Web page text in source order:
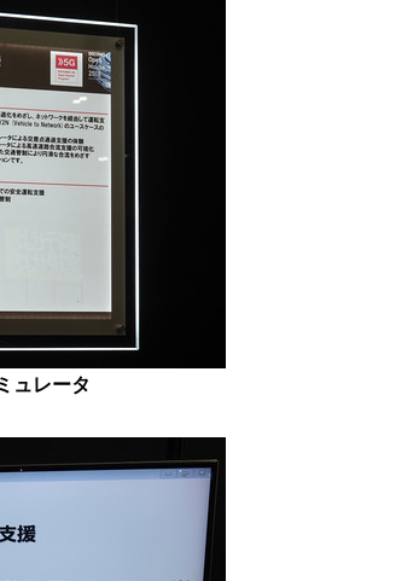
ュレータ